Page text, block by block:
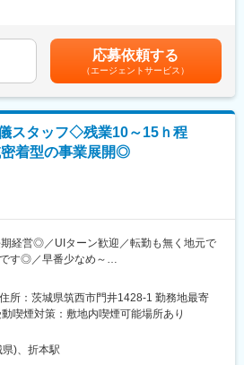
ンペや独自のイベントを企画
分析を通じ、稼働率の最適化を実施
と出会えることが大きな魅力です。
活かしながら、お客様との信頼関係を構築
のため、新たに2名採用予定）
好な立地で本格的なチャンピオンコースで
念できる環境で手厚いサポート体制
金の大幅値引き！
な職場環境で知識を活かせる仕事
持つ企業グループでの安心した働き方
安の金額であり、選考を通じて上下する可
(月額)は固定手当を含めた表記です。
応募依頼する
（エージェントサービス）
スタッフ◇残業10～15ｈ程
着型の事業展開◎
経営◎／UIターン歓迎／転勤も無く地元で
す◎／早番少なめ～
成・打ち合わせ
案内
所：茨城県筑西市門井1428-1 勤務地最寄
喫煙対策：敷地内喫煙可能場所あり
)、折本駅